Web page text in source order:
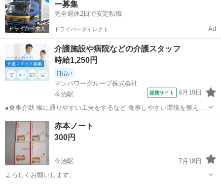
ー募集
完全週休2日で安定転職
ドライバーダイレクト Ad
介護施設や病院などの介護スタッフ
時給1,250円
日払い
マンパワーグループ株式会社
今治駅
提携サイト 4月19日
●食事介助 喉に通りやすい工夫をするなど 食事しやすい環境を整える
料理を口まで運ぶ・お箸を持つサポートなど 食事のお手伝い ●排泄介
助 トイレへの誘導 体勢・着替えなどのお手伝い ※利用者様によっ
て、おむつ介助もあります...
愛媛 今治市 今治駅
赤本ノート
300円
今治駅
7月18日
よろしくお願いします。